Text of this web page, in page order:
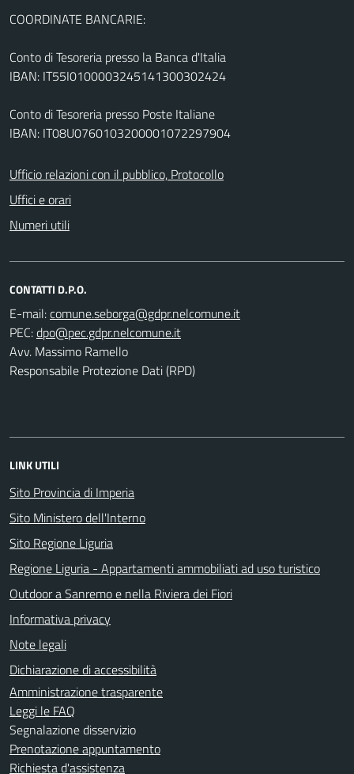
COORDINATE BANCARIE:
Conto di Tesoreria presso la Banca d'Italia
IBAN: IT55I0100003245141300302424
Conto di Tesoreria presso Poste Italiane
IBAN: IT08U0760103200001072297904
Ufficio relazioni con il pubblico, Protocollo
Uffici e orari
Numeri utili
CONTATTI D.P.O.
E-mail:
PEC:
Avv. Massimo Ramello
Responsabile Protezione Dati (RPD)
LINK UTILI
Sito Provincia di Imperia
Sito Ministero dell'Interno
Sito Regione Liguria
Regione Liguria - Appartamenti ammobiliati ad uso turistico
Outdoor a Sanremo e nella Riviera dei Fiori
Informativa privacy
Note legali
Dichiarazione di accessibilità
Amministrazione trasparente
Leggi le FAQ
Segnalazione disservizio
Prenotazione appuntamento
Richiesta d'assistenza